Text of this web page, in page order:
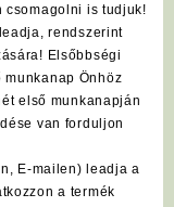
csomagolni is tudjuk!
rendszerint
Elsőbbségi
munkanap Önhöz
első munkanapján
van forduljon
E-mailen) leadja a
a termék